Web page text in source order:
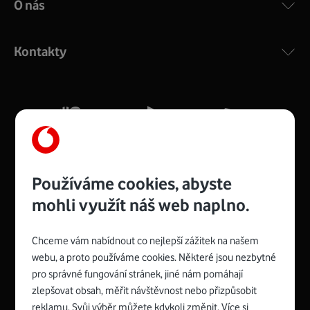
COMPAL CH7465VF
silný signál pro celou domácnost. Kompaktní rozměry 21
Více o COMPAL CH7465VF
Zyxel VMG8623-T50B:
Rozměry modemu jsou 16 x 22 x 7,5 cm (včetně stojánku)
Spojte se s Vodafonem
O nás
Kontakty
Používáme cookies, abyste
mohli využít náš web naplno.
Chceme vám nabídnout co nejlepší zážitek na našem
webu, a proto používáme cookies. Některé jsou nezbytné
pro správné fungování stránek, jiné nám pomáhají
zlepšovat obsah, měřit návštěvnost nebo přizpůsobit
reklamu. Svůj výběr můžete kdykoli změnit. Více si